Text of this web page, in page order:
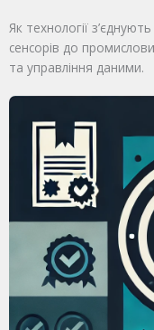
Як технології
сенсорів до
та управління даними.